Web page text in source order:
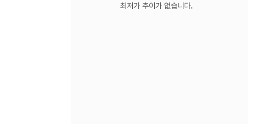
최저가 추이가 없습니다.